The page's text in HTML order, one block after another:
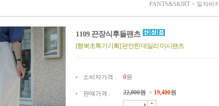
PANTS&SKIRT > 일자바지
1109 끈장식후들팬츠
[행복초특가기획] 편안한 데일리 미시팬츠
소비자가격 : 0원
판매가격 : 22,000원 > 19,400원